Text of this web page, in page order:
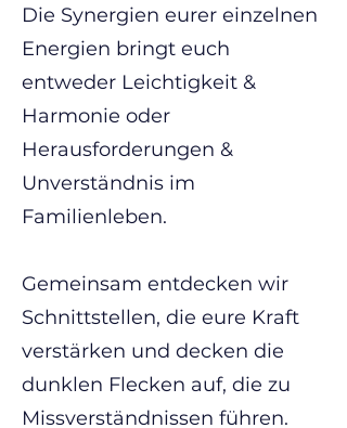
Die Synergien eurer einzelnen
Energien bringt euch
entweder Leichtigkeit &
Harmonie oder
Herausforderungen &
Unverständnis im
Familienleben.
Gemeinsam entdecken wir
Schnittstellen, die eure Kraft
verstärken und decken die
dunklen Flecken auf, die zu
Missverständnissen führen.